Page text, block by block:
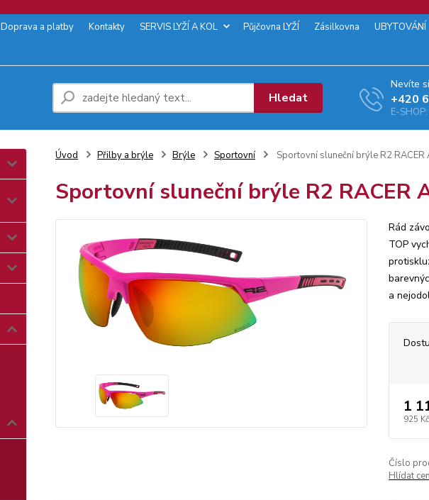
Doprava a platby Kontakty SERVIS LYŽÍ A KOL Půjčovna LYŽÍ Zásilkovna
UBYTOVÁNÍ
Hledat
Nevíte
+‭420
E-
Úvod Přilby a brýle Brýle Sportovní Sportovní sluneční brýle R2 RACER
Sportovní sluneční brýle R2 RACER
Rád
TOP
a
1
925 Kč
Číslo
Hlídat